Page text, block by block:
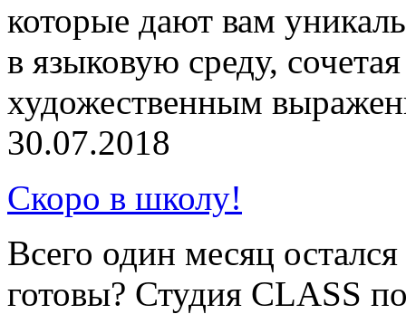
которые дают вам
в языковую среду,
художественным
30.07.2018
Скоро в школу!
Всего один месяц
готовы? Студия CLASS